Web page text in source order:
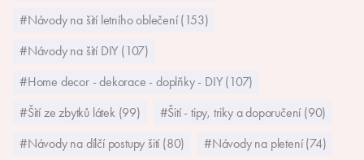
#Návody na šití letního oblečení (153)
#Návody na šití DIY (107)
#Home decor - dekorace - doplňky - DIY (107)
#Šití ze zbytků látek (99)
#Šití - tipy, triky a doporučení (90)
#Návody na dílčí postupy šití (80)
#Návody na pletení (74)